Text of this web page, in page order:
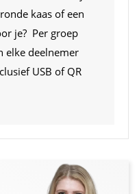
kaas of een
je? Per groep
elke deelnemer
USB of QR